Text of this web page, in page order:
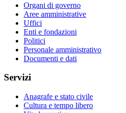
Organi di governo
Aree amministrative
Uffici
Enti e fondazioni
Politici
Personale amministrativo
Documenti e dati
Servizi
Anagrafe e stato civile
Cultura e tempo libero